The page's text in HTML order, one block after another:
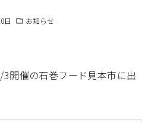
日 お知らせ
開催の石巻フード見本市に出